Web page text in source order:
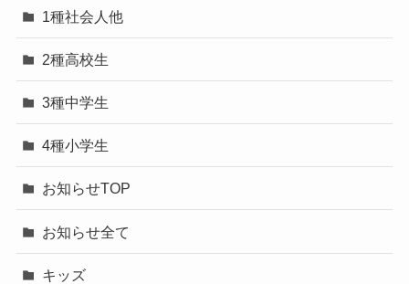
1種社会人他
2種高校生
3種中学生
4種小学生
お知らせTOP
お知らせ全て
キッズ